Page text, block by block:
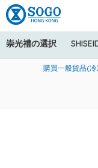
崇光禮の選択
美國運通
購買一般貨品(
寄送中國內地服務